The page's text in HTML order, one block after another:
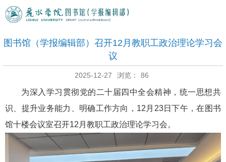
图书馆（学报编辑部）召开12月教职工政治理论学习会
议
2025-12-27 浏览： 86
为深入学习贯彻党的二十届四中全会精神，统一思想共
识、提升业务能力、明确工作方向，12月23日下午，在图书
馆十楼会议室召开12月教职工政治理论学习会。